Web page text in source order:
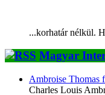
...korhatár nélkül.
Magyar
Ambroise Thomas
Charles Louis